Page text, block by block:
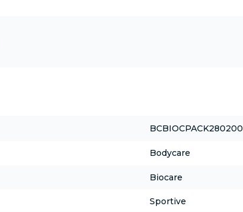
BCBIOCPACK280200
Bodycare
Biocare
Sportive